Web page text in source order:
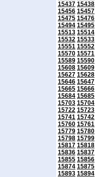
15437 15438
15456 15457
15475 15476
15494 15495
15513 15514
15532 15533
15551 15552
15570 15571
15589 15590
15608 15609
15627 15628
15646 15647
15665 15666
15684 15685
15703 15704
15722 15723
15741 15742
15760 15761
15779 15780
15798 15799
15817 15818
15836 15837
15855 15856
15874 15875
15893 15894